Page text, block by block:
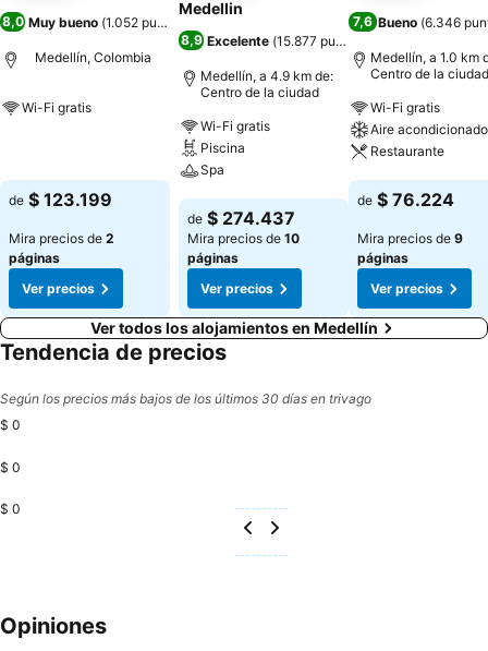
8,0 Muy bueno (1.052 puntuaciones
Medellín, Colombia
Wi-Fi gratis
de $ 123.199
Mira precios de 2
páginas
Ver precios
Medellin
8,9 Excelente (15.877 puntuaciones
Medellín, a 4.9 km de:
Centro de la ciudad
Wi-Fi gratis
Piscina
Spa
Ver precios
de $ 274.437
Mira precios de 10
páginas
Ver precios
7,6 Bueno (6.346
Medellín, a 1.0 km
Centro de la ciudad
Wi-Fi gratis
Aire acondicionado
Restaurante
Ver precios
de $ 76.224
Mira precios de 9
páginas
Ver precios
Ver todos los alojamientos en Medellín
Tendencia de precios
Según los precios más bajos de los últimos 30 días en trivago
$ 0
$ 0
$ 0
Opiniones